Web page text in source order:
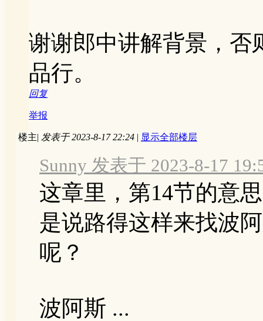
谢谢郎中讲解背景，否
品行。
回复
举报
楼主| 发表于 2023-8-17 22:24 | 显示全部楼层
Sunny 发表于 2023-8-17
这章里，第14节的意
是说路得这样来找波
呢？
波阿斯 ...